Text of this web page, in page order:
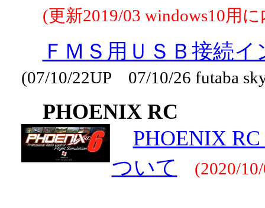
(更新2019/03 windows10用
ＦＭＳ用ＵＳＢ接続
(07/10/22UP 07/10/26 futaba
PHOENIX RC
PHOENIX
ついて
(2020/10/